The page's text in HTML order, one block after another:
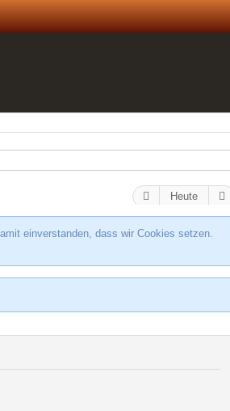
Heute
einverstanden, dass wir Cookies setzen.